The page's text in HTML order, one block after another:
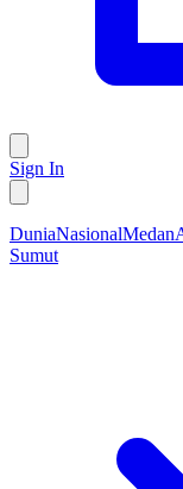
Sign In
DuniaNasionalMedan
Sumut